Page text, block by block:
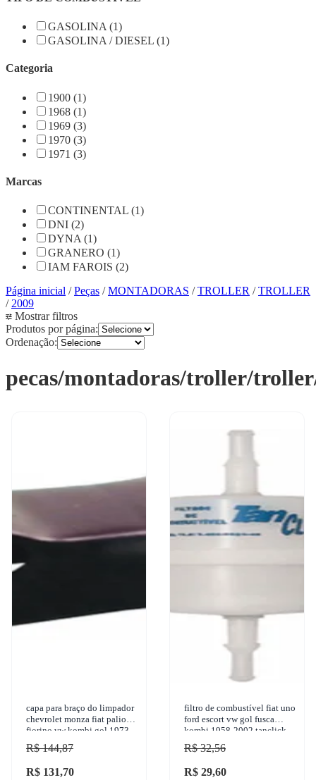
GASOLINA (1)
GASOLINA / DIESEL (1)
Categoria
1900 (1)
1968 (1)
1969 (3)
1970 (3)
1971 (3)
Marcas
CONTINENTAL (1)
DNI (2)
DYNA (1)
GRANERO (1)
IAM FAROIS (2)
Página inicial /Peças /MONTADORAS /TROLLER /TROLLER
/ 2009
Mostrar filtros
Produtos por página:
Ordenação:
pecas/montadoras/troller/
capa para braço do limpador
chevrolet monza fiat palio
fiorino vw kombi gol 1973-
2017 granero - 799-1
R$ 144,87
R$ 131,70
filtro de combustível fiat uno
ford escort vw gol fusca
kombi 1958-2002 tanclick -
fc-002
R$ 32,56
R$ 29,60